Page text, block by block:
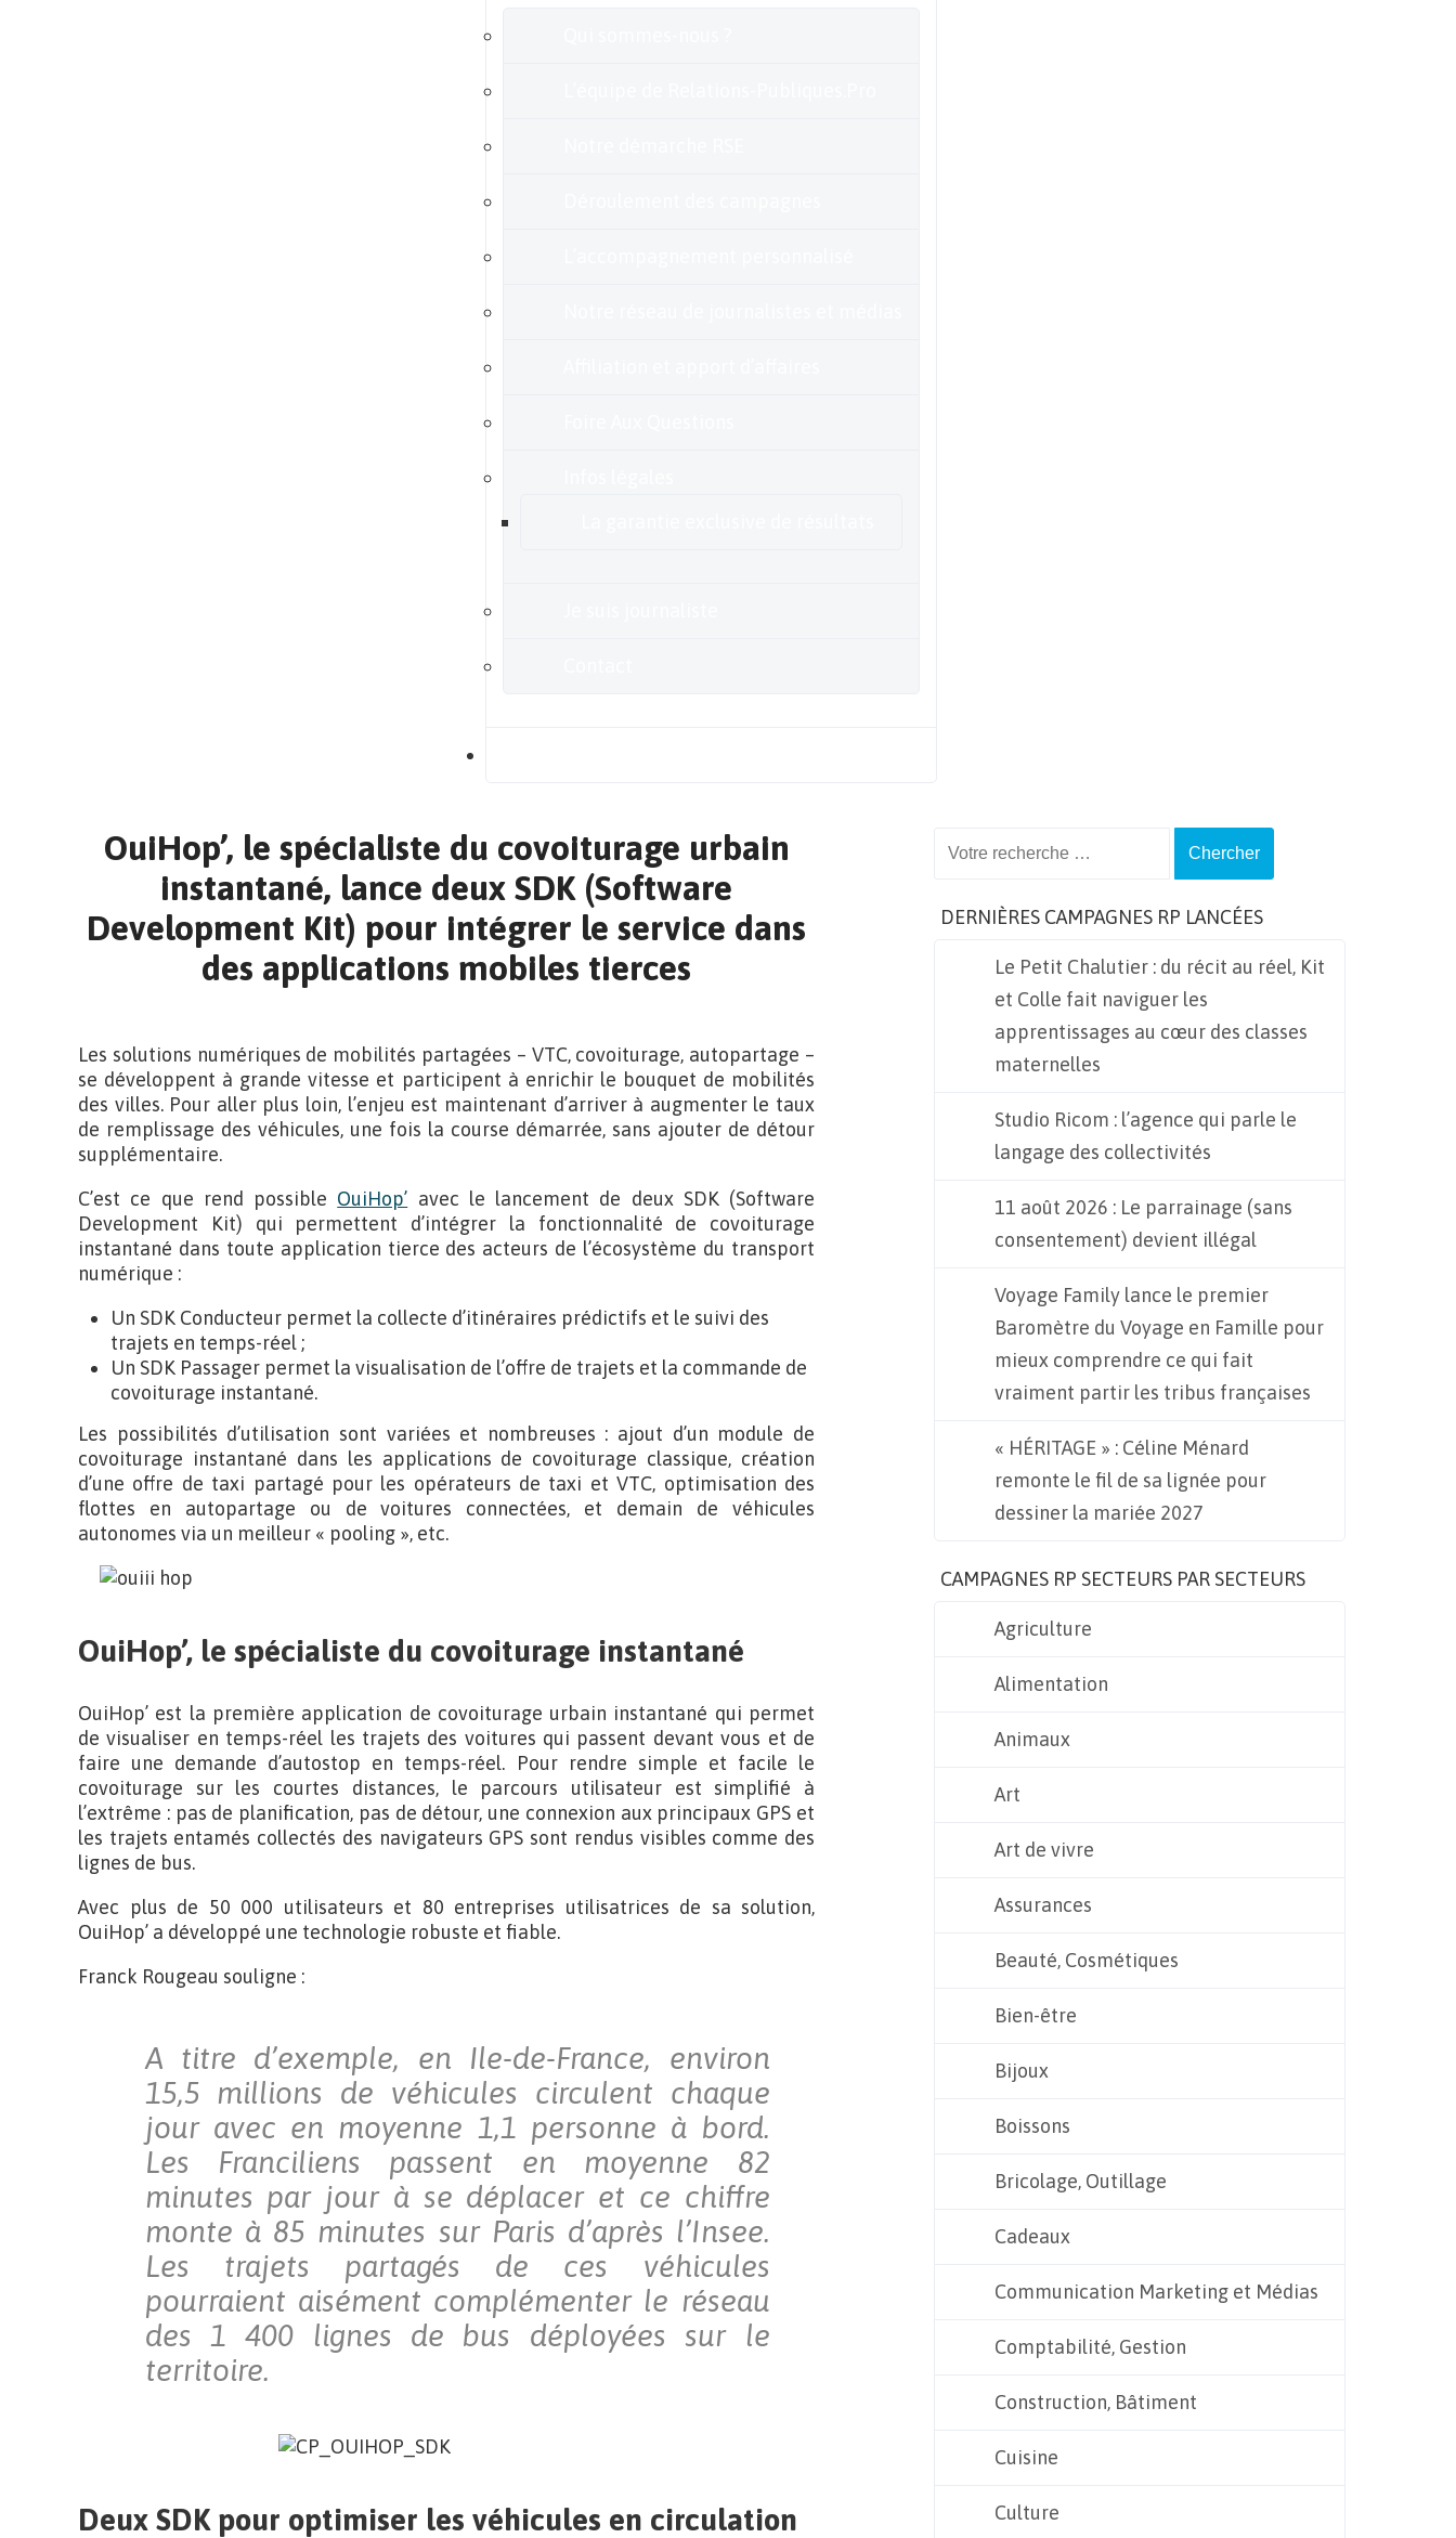
OuiHop’, le spécialiste du covoiturage urbain
instantané, lance deux SDK (Software
Development Kit) pour intégrer le service dans
des applications mobiles tierces
Les solutions numériques de mobilités partagées – VTC, covoiturage, autopartage –
se développent à grande vitesse et participent à enrichir le bouquet de mobilités
des villes. Pour aller plus loin, l’enjeu est maintenant d’arriver à augmenter le taux
de remplissage des véhicules, une fois la course démarrée, sans ajouter de détour
supplémentaire.
C’est ce que rend possible OuiHop’ avec le lancement de deux SDK (Software
Development Kit) qui permettent d’intégrer la fonctionnalité de covoiturage
instantané dans toute application tierce des acteurs de l’écosystème du transport
numérique :
Un SDK Conducteur permet la collecte d’itinéraires prédictifs et le suivi des
trajets en temps-réel ;
Un SDK Passager permet la visualisation de l’offre de trajets et la commande de
covoiturage instantané.
Les possibilités d’utilisation sont variées et nombreuses : ajout d’un module de
covoiturage instantané dans les applications de covoiturage classique, création
d’une offre de taxi partagé pour les opérateurs de taxi et VTC, optimisation des
flottes en autopartage ou de voitures connectées, et demain de véhicules
autonomes via un meilleur « pooling », etc.
OuiHop’, le spécialiste du covoiturage instantané
OuiHop’ est la première application de covoiturage urbain instantané qui permet
de visualiser en temps-réel les trajets des voitures qui passent devant vous et de
faire une demande d’autostop en temps-réel. Pour rendre simple et facile le
covoiturage sur les courtes distances, le parcours utilisateur est simplifié à
l’extrême : pas de planification, pas de détour, une connexion aux principaux GPS et
les trajets entamés collectés des navigateurs GPS sont rendus visibles comme des
lignes de bus.
Avec plus de 50 000 utilisateurs et 80 entreprises utilisatrices de sa solution,
OuiHop’ a développé une technologie robuste et fiable.
Franck Rougeau souligne :
A titre d’exemple, en Ile-de-France, environ
15,5 millions de véhicules circulent chaque
jour avec en moyenne 1,1 personne à bord.
Les Franciliens passent en moyenne 82
minutes par jour à se déplacer et ce chiffre
monte à 85 minutes sur Paris d’après l’Insee.
Les trajets partagés de ces véhicules
pourraient aisément complémenter le réseau
des 1 400 lignes de bus déployées sur le
territoire.
Deux SDK pour optimiser les véhicules en circulation
DERNIÈRES CAMPAGNES RP LANCÉES
Le Petit Chalutier : du récit au réel, Kit
et Colle fait naviguer les
apprentissages au cœur des classes
maternelles
Studio Ricom : l’agence qui parle le
langage des collectivités
11 août 2026 : Le parrainage (sans
consentement) devient illégal
Voyage Family lance le premier
Baromètre du Voyage en Famille pour
mieux comprendre ce qui fait
vraiment partir les tribus françaises
« HÉRITAGE » : Céline Ménard
remonte le fil de sa lignée pour
dessiner la mariée 2027
CAMPAGNES RP SECTEURS PAR SECTEURS
Agriculture
Alimentation
Animaux
Art
Art de vivre
Assurances
Beauté, Cosmétiques
Bien-être
Bijoux
Boissons
Bricolage, Outillage
Cadeaux
Communication Marketing et Médias
Comptabilité, Gestion
Construction, Bâtiment
Cuisine
Culture